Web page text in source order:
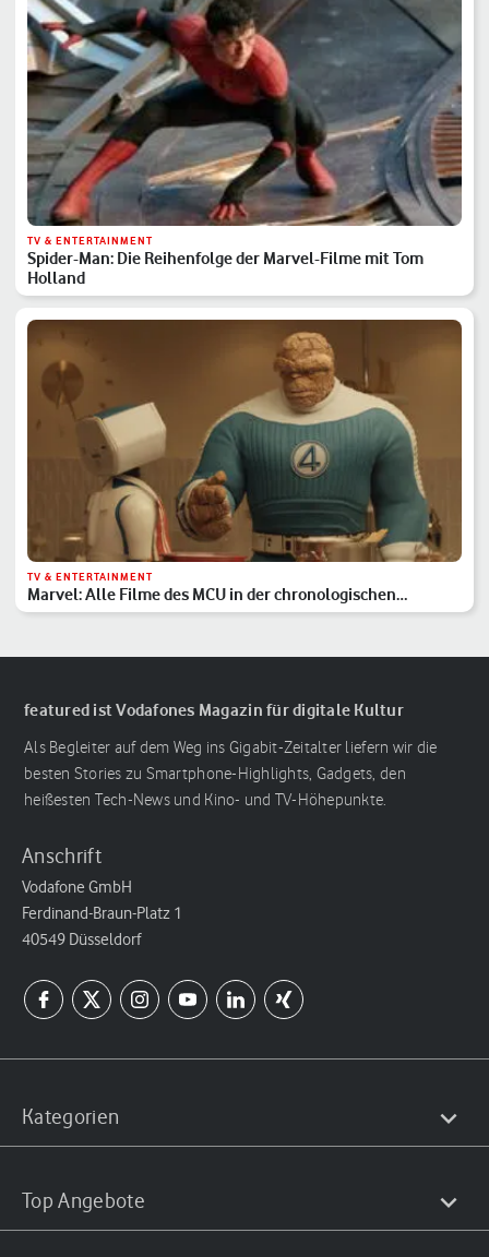
TV & ENTERTAINMENT
Spider-Man: Die Reihenfolge der Marvel-Filme mit Tom
Holland
TV & ENTERTAINMENT
Marvel: Alle Filme des MCU in der chronologischen
Reihenfolge
featured ist Vodafones Magazin für digitale Kultur
Als Begleiter auf dem Weg ins Gigabit-Zeitalter liefern wir die
besten Stories zu Smartphone-Highlights, Gadgets, den
heißesten Tech-News und Kino- und TV-Höhepunkte.
Anschrift
Vodafone GmbH
Ferdinand-Braun-Platz 1
40549 Düsseldorf
Kategorien
Top Angebote